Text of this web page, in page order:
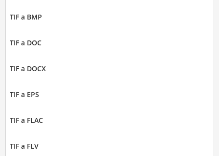
TIF a BMP
TIF a DOC
TIF a DOCX
TIF a EPS
TIF a FLAC
TIF a FLV